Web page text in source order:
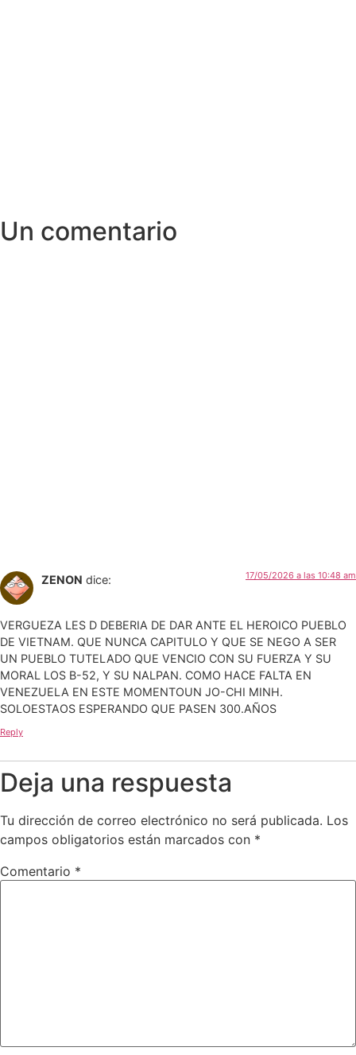
Un comentario
ZENON dice: 17/05/2026 a las 10:48 am
VERGUEZA LES D DEBERIA DE DAR ANTE EL HEROICO PUEBLO
DE VIETNAM. QUE NUNCA CAPITULO Y QUE SE NEGO A SER
UN PUEBLO TUTELADO QUE VENCIO CON SU FUERZA Y SU
MORAL LOS B-52, Y SU NALPAN. COMO HACE FALTA EN
VENEZUELA EN ESTE MOMENTOUN JO-CHI MINH.
SOLOESTAOS ESPERANDO QUE PASEN 300.AÑOS
Reply
Deja una respuesta
Tu dirección de correo electrónico no será publicada. Los
campos obligatorios están marcados con *
Comentario *